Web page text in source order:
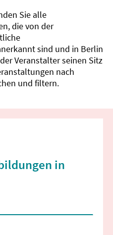
Sie alle
die von der
sind und in Berlin
Veranstalter seinen Sitz
nach
und filtern.
in
wenn mindestens 2 Zeichen